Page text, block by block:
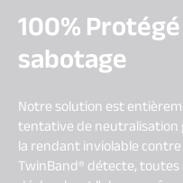
100%
sabotage
Notre solution est
tentative de neutralisation
la rendant inviolable
TwinBand® détecte,